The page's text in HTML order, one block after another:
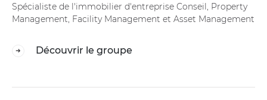
Spécialiste de l'immobilier d'entreprise Conseil, Property
Management, Facility Management et Asset Management
Découvrir le groupe